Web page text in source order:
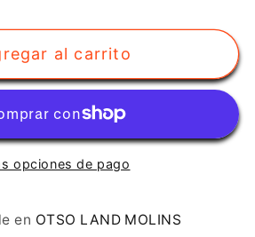
al carrito
opciones de pago
en OTSO LAND MOLINS